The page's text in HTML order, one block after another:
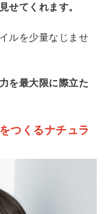
せてくれます。
ルを少量なじませ
を最大限に際立た
つくるナチュラ